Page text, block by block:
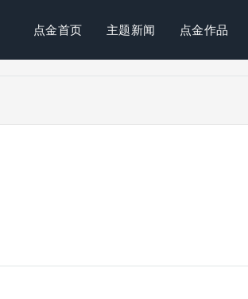
点金首页 主题新闻 点金作品